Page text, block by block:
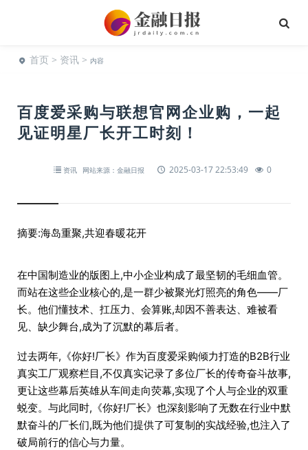
首页 > 资讯 > 内容
百度爱采购与联想官网企业购，一起
见证明星厂长开工时刻！
资讯 网站来源：金融日报 2025-03-17 22:53:49 0
摘要:海岛重聚,共迎春暖花开
在中国制造业的版图上,中小企业构成了最坚韧的毛细血管。
而站在这些企业核心的,是一群少被聚光灯照亮的角色——厂
长。他们懂技术、扛压力、会算账,却因不善表达、难被看
见、缺少舞台,成为了沉默的幕后者。
过去两年,《你好!厂长》作为百度爱采购倾力打造的B2B行业
真实工厂观察栏目,不仅真实记录了多位厂长的传奇奋斗故事,
更让这些幕后英雄从车间走向荧幕,实现了个人与企业的双重
蜕变。与此同时,《你好!厂长》也深刻影响了无数在行业中默
默奋斗的厂长们,既为他们提供了可复制的实战经验,也注入了
破局前行的信心与力量。